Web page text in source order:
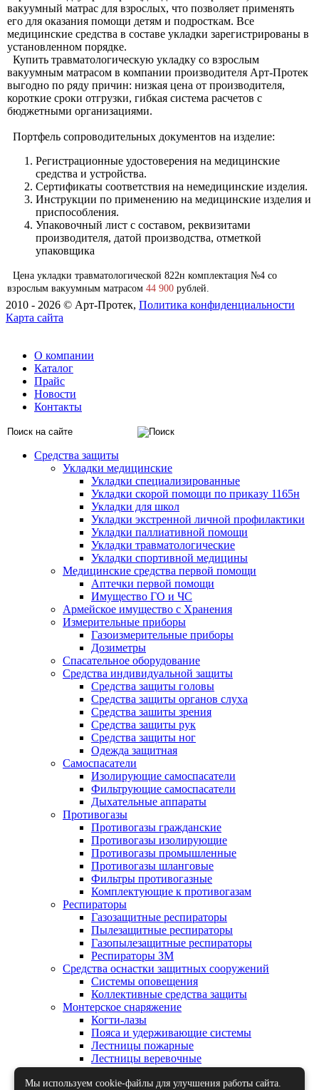
вакуумный матрас для взрослых, что позволяет применять
его для оказания помощи детям и подросткам. Все
медицинские средства в составе укладки зарегистрированы в
установленном порядке.
Купить травматологическую укладку со взрослым
вакуумным матрасом в компании производителя Арт-Протек
выгодно по ряду причин: низкая цена от производителя,
короткие сроки отгрузки, гибкая система расчетов с
бюджетными организациями.
Портфель сопроводительных документов на изделие:
Регистрационные удостоверения на медицинские
средства и устройства.
Сертификаты соответствия на немедицинские изделия.
Инструкции по применению на медицинские изделия и
приспособления.
Упаковочный лист с составом, реквизитами
производителя, датой производства, отметкой
упаковщика
Цена укладки травматологической 822н комплектация №4 со
взрослым вакуумным матрасом 44 900 рублей.
2010 - 2026 © Арт-Протек, Политика конфиденциальности
Карта сайта
О компании
Каталог
Прайс
Новости
Контакты
Средства защиты
Укладки медицинские
Укладки специализированные
Укладки скорой помощи по приказу 1165н
Укладки для школ
Укладки экстренной личной профилактики
Укладки паллиативной помощи
Укладки травматологические
Укладки спортивной медицины
Медицинские средства первой помощи
Аптечки первой помощи
Имущество ГО и ЧС
Армейское имущество с Хранения
Измерительные приборы
Газоизмерительные приборы
Дозиметры
Спасательное оборудование
Средства индивидуальной защиты
Средства защиты головы
Средства защиты органов слуха
Средства зашиты зрения
Средства защиты рук
Средства защиты ног
Одежда защитная
Самоспасатели
Изолирующие самоспасатели
Фильтрующие самоспасатели
Дыхательные аппараты
Противогазы
Противогазы гражданские
Противогазы изолирующие
Противогазы промышленные
Противогазы шланговые
Фильтры противогазные
Комплектующие к противогазам
Респираторы
Газозащитные респираторы
Пылезащитные респираторы
Газопылезащитные респираторы
Респираторы ЗМ
Средства оснастки защитных сооружений
Системы оповещения
Коллективные средства защиты
Монтерское снаряжение
Когти-лазы
Пояса и удерживающие системы
Лестницы пожарные
Лестницы веревочные
Осветительные приборы
Знаки и плакаты по ГО и ЧС и пожарной
Мы используем cookie-файлы для улучшения работы сайта.